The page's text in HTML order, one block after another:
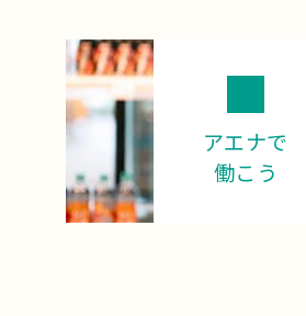
アエナで
働こう